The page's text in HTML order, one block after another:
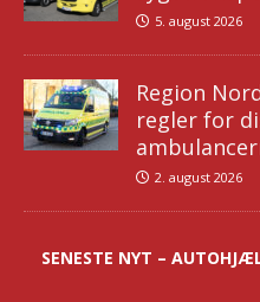
5. august 2026
Region
regler for
2. august 2026
SENESTE NYT –